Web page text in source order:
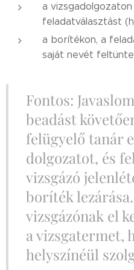
a
feladatválasztást
a borítékon, a
saját nevét
Fontos:
beadást
felügyelő tanár
dolgozatot, és
vizsgázó
boríték
vizsgázónak el
a vizsgatermet,
helyszínéül